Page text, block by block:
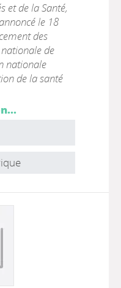
et de la Santé,
le 18
des
de
nationale
de la santé